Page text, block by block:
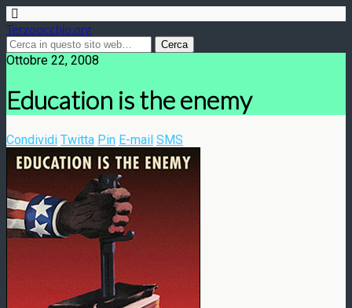
Terzoocchio.org
Ottobre 22, 2008
Education is the enemy
Condividi Twitta Pin E-mail SMS